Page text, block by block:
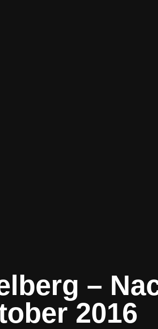
–
2016